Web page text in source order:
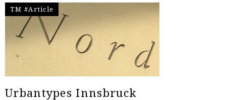
TM #Article
Urbantypes Innsbruck